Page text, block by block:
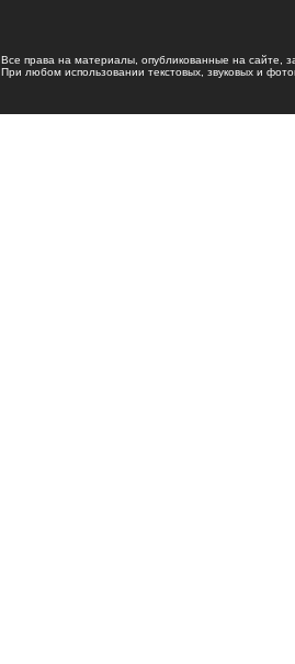
Все права на материалы, опубликованные на сайте,
При любом использовании текстовых, звуковых и